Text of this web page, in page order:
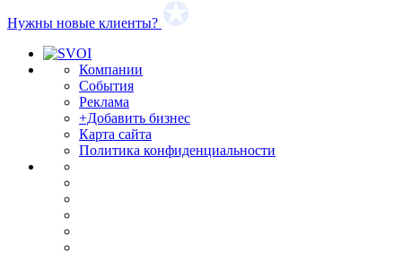
Нужны новые клиенты?
Компании
События
Реклама
+Добавить бизнес
Карта сайта
Политика конфиденциальности